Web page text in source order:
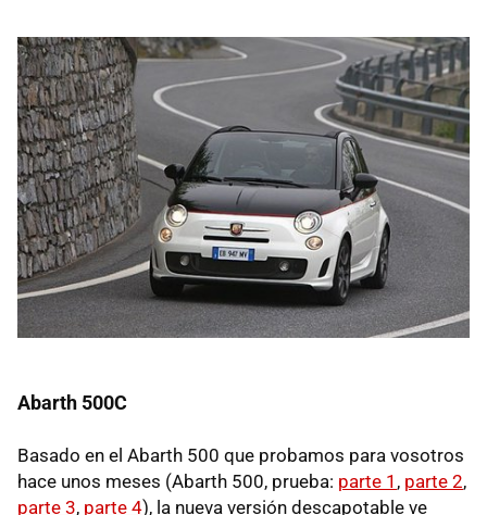
Abarth 500C
Basado en el Abarth 500 que probamos para vosotros
hace unos meses (Abarth 500, prueba: parte 1 , parte 2,
parte 3, parte 4), la nueva versión descapotable ve